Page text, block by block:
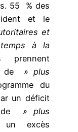
55 % des
et le
et
à la
prennent
de» plus
du
un déficit
» plus
excès